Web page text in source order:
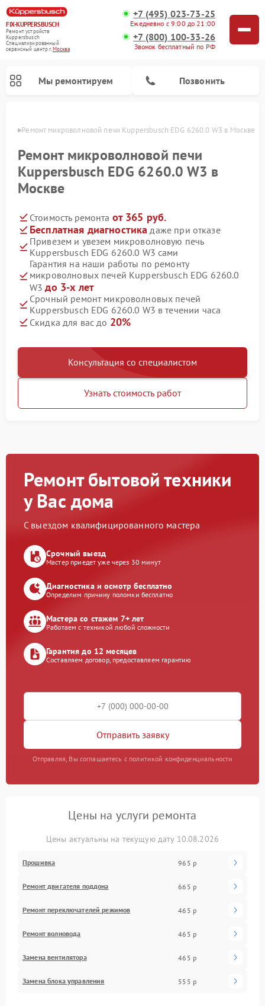
FIX-KUPPERSBUSCH
Ремонт устройств
Kuppersbusch
Специализированный
cервисный центр г.Москва
+7 (495) 023-73-25
Ежедневно с 9:00 до 21:00
+7 (800) 100-33-26
Звонок бесплатный по РФ
Мы ремонтируем Позвонить
Ремонт микроволновой печи Kuppersbusch EDG 6260.0 W3 в Москве
Ремонт микроволновой печи
Kuppersbusch EDG 6260.0 W3 в
Москве
Стоимость ремонта от 365 руб.
Бесплатная диагностика даже при отказе
Привезем и увезем микроволновую печь
Kuppersbusch EDG 6260.0 W3 сами
Гарантия на наши работы по ремонту
микроволновых печей Kuppersbusch EDG 6260.0
W3до 3-х лет
Срочный ремонт микроволновых печей
Kuppersbusch EDG 6260.0 W3 в течении часа
Скидка для вас до 20%
Консультация со специалистом
Узнать стоимость работ
Ремонт бытовой техники
у Вас дома
С выездом квалифицированного мастера
Срочный выезд
Мастер приедет уже через 30 минут
Диагностика и осмотр бесплатно
Определим причину поломки бесплатно
Мастера со стажем 7+ лет
Работаем с техникой любой сложности
Гарантия до 12 месяцев
Составляем договор, предоставляем гарантию
Отправить заявку
Отправляя, Вы соглашаетесь с политикой конфиденциальности
Цены на услуги ремонта
Цены актуальны на текущую дату 10.08.2026
Прошивка 965 р
Ремонт двигателя поддона 665 р
Ремонт переключателей режимов 465 р
Ремонт волновода 465 р
Замена вентилятора 465 р
Замена блока управления 555 р